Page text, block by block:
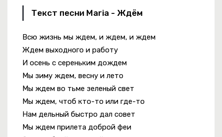
Текст песни Maria - Ждём
Всю жизнь мы ждем, и ждем, и ждем
Ждем выходного и работу
И осень с сереньким дождем
Мы зиму ждем, весну и лето
Мы ждем во тьме зеленый свет
Мы ждем, чтоб кто-то или где-то
Нам дельный быстро дал совет
Мы ждем прилета доброй феи